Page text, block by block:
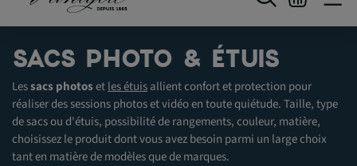
SACS PHOTO & ÉTUIS
Lessacs photosetles étuisallient confort et protection pour
réaliser des sessions photos et vidéo en toute quiétude. Taille, type
de sacs ou d'étuis, possibilité de rangements, couleur, matière,
choisissez le produit dont vous avez besoin parmi un large choix
tant en matière de modèles que de marques.